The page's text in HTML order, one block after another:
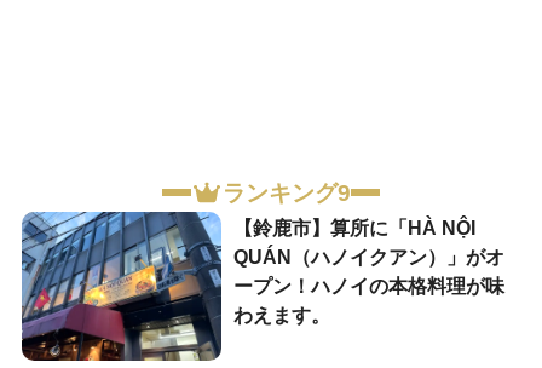
ランキング9
【鈴鹿市】算所に「HÀ NỘI
QUÁN（ハノイクアン）」がオ
ープン！ハノイの本格料理が味
わえます。